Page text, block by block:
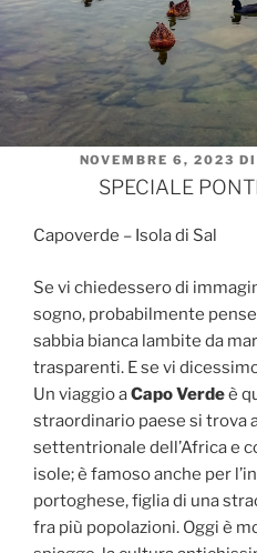
PUBBLICATO
NOVEMBRE 6, 2023 DI
SPECIALE
Capoverde – Isola di Sal
Se vi chiedessero di
sogno, probabilmente
sabbia bianca lambite da
trasparenti. E se vi
Un viaggio aCapo Verdeè
straordinario paese si trova
settentrionale dell’Africa e
isole; è famoso anche per
portoghese, figlia di una
fra più popolazioni. Oggi è